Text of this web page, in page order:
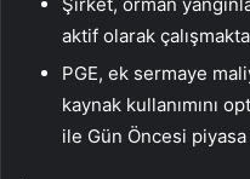
aktif olarak
PGE, ek sermaye
kaynak kullanımını
ile Gün Öncesi piyasa